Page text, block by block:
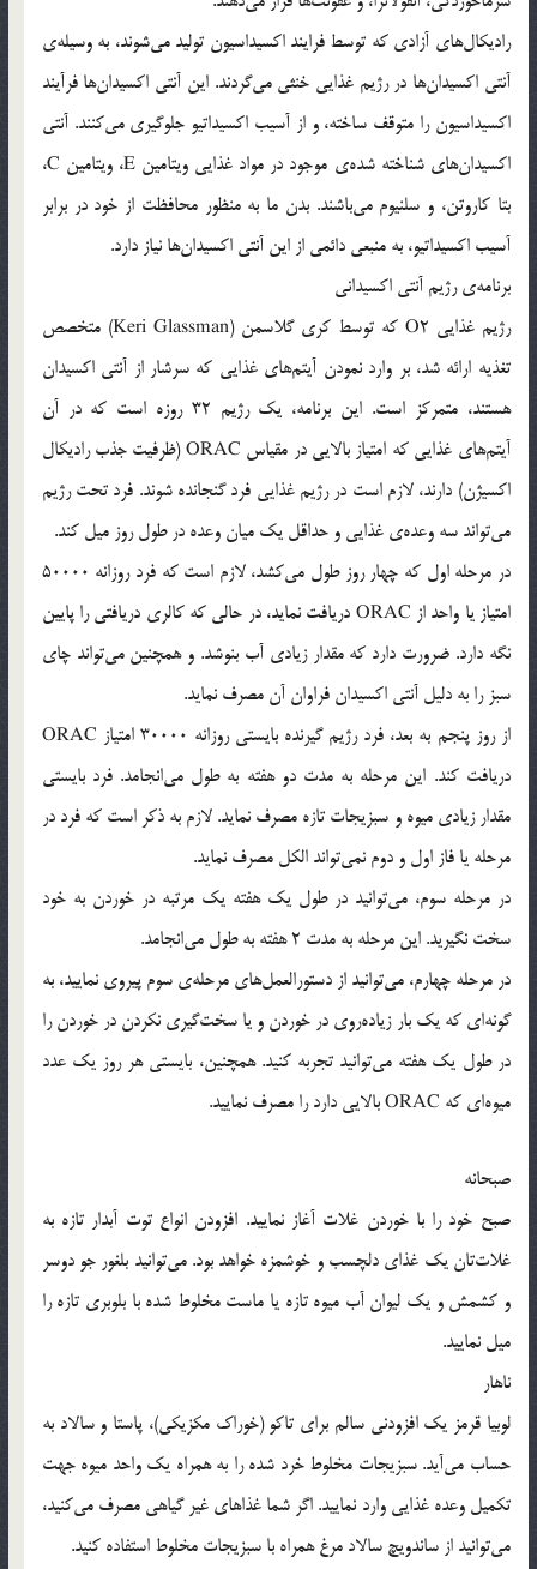
رادیکال‌های آزادی که توسط فرایند اکسیداسیون تولید می‌شوند، به وسیله‌ی
آنتی اکسیدان‌ها در رژیم غذایی خنثی می‌گردند. این آنتی اکسیدان‌ها فرآیند
اکسیداسیون را متوقف ساخته، و از آسیب اکسیداتیو جلوگیری می‌کنند. آنتی
اکسیدان‌های شناخته شده‌ی موجود در مواد غذایی ویتامین E، ویتامین C،
بتا کاروتن، و سلنیوم می‌باشند. بدن ما به منظور محافظت از خود در برابر
آسیب اکسیداتیو، به منبعی دائمی از این آنتی اکسیدان‌ها نیاز دارد.
برنامه‌ی رژیم آنتی اکسیدانی
رژیم غذایی O2 که توسط کری گلاسمن (Keri Glassman) متخصص
تغذیه ارائه شد، بر وارد نمودن آیتم‌های غذایی که سرشار از آنتی اکسیدان
هستند، متمرکز است. این برنامه، یک رژیم 32 روزه است که در آن
آیتم‌های غذایی که امتیاز بالایی در مقیاس ORAC (ظرفیت جذب رادیکال
اکسیژن) دارند، لازم است در رژیم غذایی فرد گنجانده شوند. فرد تحت رژیم
می‌تواند سه وعده‌ی غذایی و حداقل یک میان وعده در طول روز میل کند.
در مرحله اول که چهار روز طول می‌کشد، لازم است که فرد روزانه 50000
امتیاز یا واحد از ORAC دریافت نماید، در حالی که کالری دریافتی را پایین
نگه دارد. ضرورت دارد که مقدار زیادی آب بنوشد. و همچنین می‌تواند چای
سبز را به دلیل آنتی اکسیدان فراوان آن مصرف نماید.
از روز پنجم به بعد، فرد رژیم گیرنده بایستی روزانه 30000 امتیاز ORAC
دریافت کند. این مرحله به مدت دو هفته به طول می‌انجامد. فرد بایستی
مقدار زیادی میوه و سبزیجات تازه مصرف نماید. لازم به ذکر است که فرد در
مرحله یا فاز اول و دوم نمی‌تواند الکل مصرف نماید.
در مرحله سوم، می‌توانید در طول یک هفته یک مرتبه در خوردن به خود
سخت نگیرید. این مرحله به مدت 2 هفته به طول می‌انجامد.
در مرحله چهارم، می‌توانید از دستورالعمل‌های مرحله‌ی سوم پیروی نمایید، به
گونه‌ای که یک بار زیاده‌روی در خوردن و یا سخت‌گیری نکردن در خوردن را
در طول یک هفته می‌توانید تجربه کنید. همچنین، بایستی هر روز یک عدد
میوه‌ای که ORAC بالایی دارد را مصرف نمایید.
صبحانه
صبح خود را با خوردن غلات آغاز نمایید. افزودن انواع توت آبدار تازه به
غلات‌تان یک غذای دلچسب و خوشمزه خواهد بود. می‌توانید بلغور جو دوسر
و کشمش و یک لیوان آب میوه تازه یا ماست مخلوط شده با بلوبری تازه را
میل نمایید.
ناهار
لوبیا قرمز یک افزودنی سالم برای تاکو (خوراک مکزیکی)، پاستا و سالاد به
حساب می‌آید. سبزیجات مخلوط خرد شده را به همراه یک واحد میوه جهت
تکمیل وعده غذایی وارد نمایید. اگر شما غذاهای غیر گیاهی مصرف می‌کنید،
می‌توانید از ساندویچ سالاد مرغ همراه با سبزیجات مخلوط استفاده کنید.